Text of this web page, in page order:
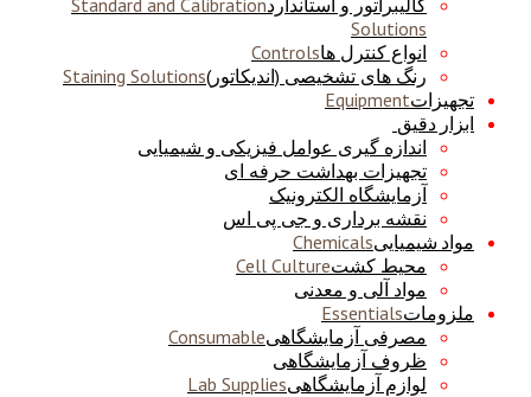
کالیبراتور و استانداردStandard and Calibration
Solutions
انواع کنترل هاControls
رنگ های تشخیصی (اندیکاتور)Staining Solutions
تجهیزاتEquipment
ابزار دقیق
اندازه گیری عوامل فیزیکی و شیمیایی
تجهیزات بهداشت حرفه ای
آزمایشگاه الکترونیک
نقشه برداری و جی پی اس
مواد شیمیاییChemicals
محیط کشتCell Culture
مواد آلی و معدنی
ملزوماتEssentials
مصرفی آزمایشگاهیConsumable
ظروف آزمایشگاهی
لوازم آزمایشگاهیLab Supplies